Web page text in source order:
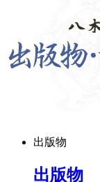
出版物
出版物